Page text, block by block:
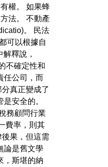
權。 如果蜂
法。 不動產
。 民法
可以根據自
釋說，
不確定性和
任公司，而
真正變成了
安全的。
務顧問行業
費率，則其
果，但這需
論是舊文學
，斯堪的納